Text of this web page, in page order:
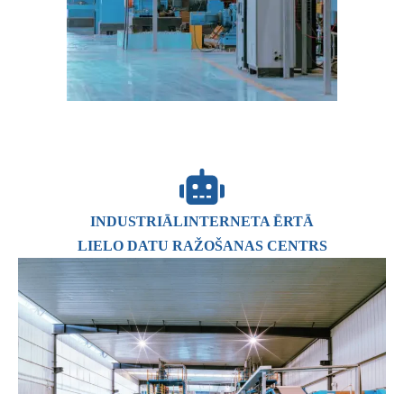
INDUSTRIĀLINTERNETA ĒRTĀ
LIELO DATU RAŽOŠANAS CENTRS